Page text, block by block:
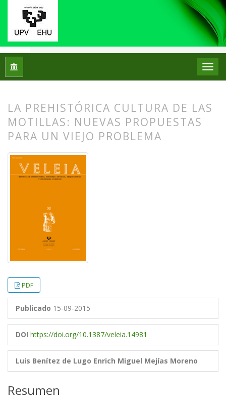
Inicio Núm. 32 (2015): Retórica e Historiografía
LA PREHISTÓRICA CULTURA DE LAS
MOTILLAS: NUEVAS PROPUESTAS
PARA UN VIEJO PROBLEMA
PDF
Publicado 15-09-2015
DOI https://doi.org/10.1387/veleia.14981
Luis Benítez de Lugo Enrich Miguel Mejías Moreno
Resumen